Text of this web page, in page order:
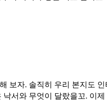
보자. 솔직히 우리 본지도 인
서와 무엇이 달랐을꼬. 이제